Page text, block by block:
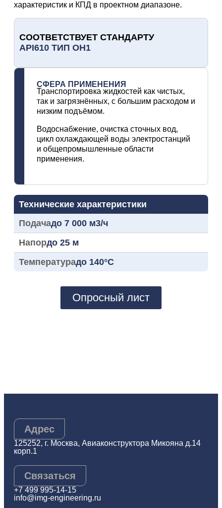
характеристик и КПД в проектном диапазоне.
СООТВЕТСТВУЕТ СТАНДАРТУ
API610 ТИП OH1
СФЕРА ПРИМЕНЕНИЯ
Транспортировка жидкостей как чистых,
так и загрязнённых, с большим расходом и
низким подъёмом.
Водоснабжение, очистка сточных вод,
цикл охлаждающей воды электростанций
и общепромышленные области
применения.
Технические характеристики
Подачадо 7 000 м3/ч
Напордо 25 м
Температурадо 140°C
Опросный лист
Адрес
125252, г. Москва, Авиаконструктора Микояна д.14
корп.1
Связаться
+7 499 995-14-15
info@img-engineering.ru